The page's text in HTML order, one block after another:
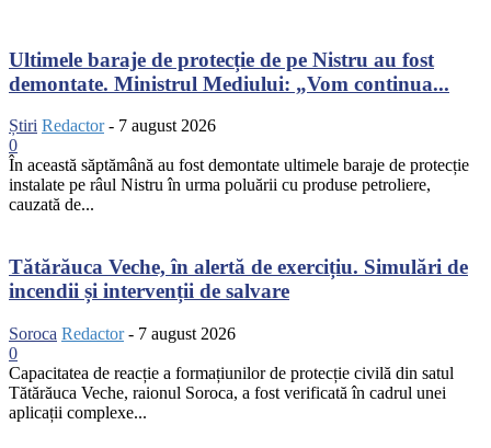
Ultimele baraje de protecție de pe Nistru au fost
demontate. Ministrul Mediului: „Vom continua...
Știri Redactor - 7 august 2026
0
În această săptămână au fost demontate ultimele baraje de protecție
instalate pe râul Nistru în urma poluării cu produse petroliere,
cauzată de...
Tătărăuca Veche, în alertă de exercițiu. Simulări de
incendii și intervenții de salvare
Soroca Redactor - 7 august 2026
0
Capacitatea de reacție a formațiunilor de protecție civilă din satul
Tătărăuca Veche, raionul Soroca, a fost verificată în cadrul unei
aplicații complexe...